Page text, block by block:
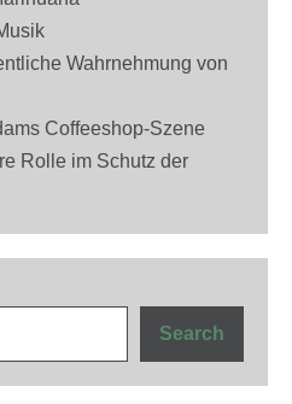
Wahrnehmung von
Coffeeshop-Szene
Rolle im Schutz der
Search